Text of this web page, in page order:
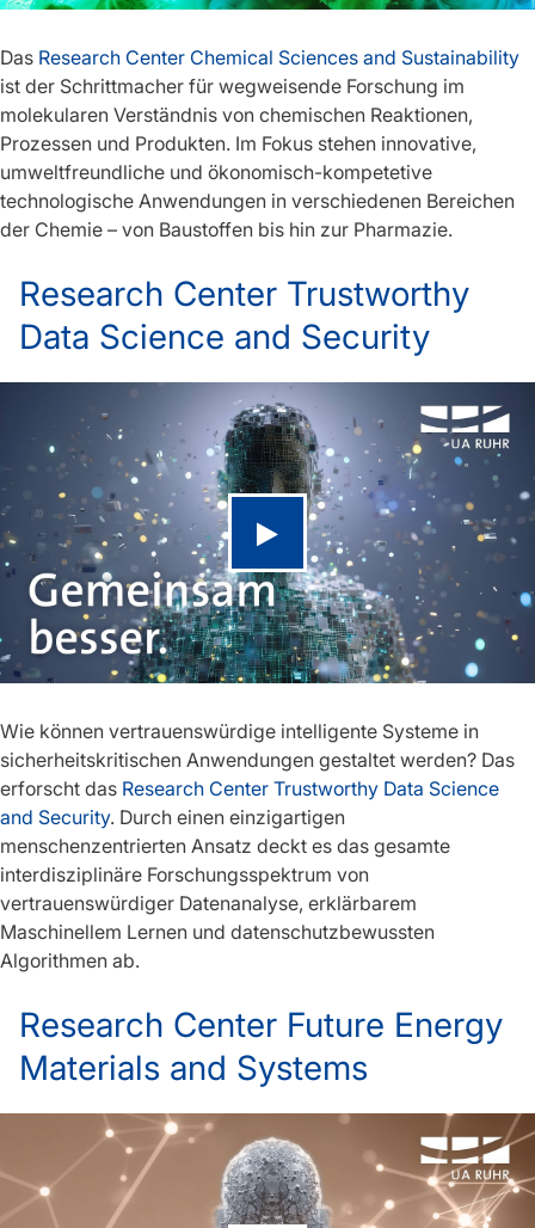
Das Research Center Chemical Sciences and Sustainability
ist der Schrittmacher für wegweisende Forschung im
molekularen Verständnis von chemischen Reaktionen,
Prozessen und Produkten. Im Fokus stehen innovative,
umweltfreundliche und ökonomisch-kompetetive
technologische Anwendungen in verschiedenen Bereichen
der Chemie – von Baustoffen bis hin zur Pharmazie.
Research Center Trustworthy
Data Science and Security
Video abspielen
Wie können vertrauenswürdige intelligente Systeme in
sicherheitskritischen Anwendungen gestaltet werden? Das
erforscht das Research Center Trustworthy Data Science
and Security. Durch einen einzigartigen
menschenzentrierten Ansatz deckt es das gesamte
interdisziplinäre Forschungsspektrum von
vertrauenswürdiger Datenanalyse, erklärbarem
Maschinellem Lernen und datenschutzbewussten
Algorithmen ab.
Research Center Future Energy
Materials and Systems